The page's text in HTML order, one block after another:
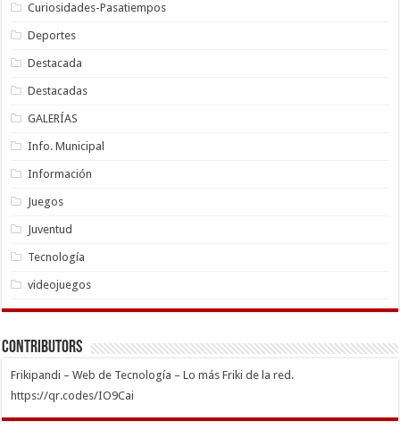
Curiosidades-Pasatiempos
Deportes
Destacada
Destacadas
GALERÍAS
Info. Municipal
Información
Juegos
Juventud
Tecnología
videojuegos
Contributors
Frikipandi – Web de Tecnología – Lo más Friki de la red.
https://qr.codes/IO9Cai